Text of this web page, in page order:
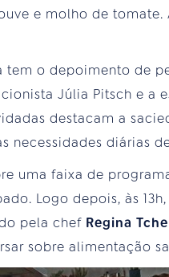
e molho de
o depoimento de
Júlia Pitsch e a
destacam a
necessidades diárias
uma faixa de
Logo depois, às
pela chef Regina
sobre alimentação